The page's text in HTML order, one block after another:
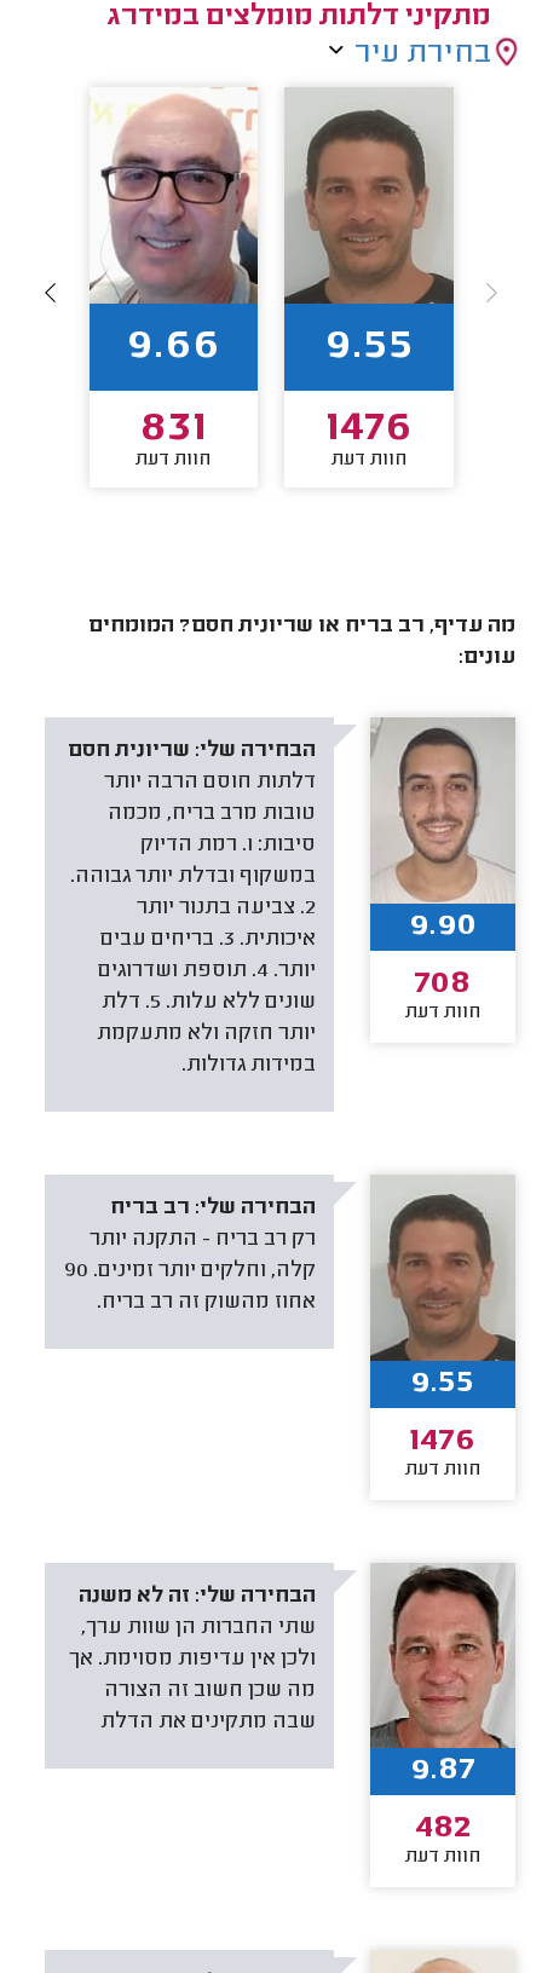
מתקיני דלתות מומלצים במידרג
בחירת עיר
9.55
1476
חוות דעת
9.66
831
חוות דעת
מה עדיף, רב בריח או שריונית חסם? המומחים
עונים:
הבחירה שלי: שריונית חסם
דלתות חוסם הרבה יותר
טובות מרב בריח, מכמה
סיבות: 1. רמת הדיוק
במשקוף ובדלת יותר גבוהה.
2. צביעה בתנור יותר
איכותית. 3. בריחים עבים
יותר. 4. תוספת ושדרוגים
שונים ללא עלות. 5. דלת
יותר חזקה ולא מתעקמת
במידות גדולות.
9.90
708
חוות דעת
הבחירה שלי: רב בריח
רק רב בריח - התקנה יותר
קלה, וחלקים יותר זמינים. 90
אחוז מהשוק זה רב בריח.
9.55
1476
חוות דעת
הבחירה שלי: זה לא משנה
שתי החברות הן שוות ערך,
ולכן אין עדיפות מסוימת. אך
מה שכן חשוב זה הצורה
שבה מתקינים את הדלת
9.87
482
חוות דעת